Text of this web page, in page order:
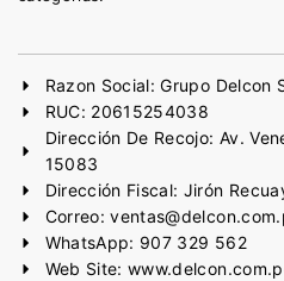
Razon Social: Grupo Delcon
RUC: 20615254038
Dirección De Recojo: Av.
15083
Dirección Fiscal: Jirón
Correo:
WhatsApp: 907 329 562
Web Site: